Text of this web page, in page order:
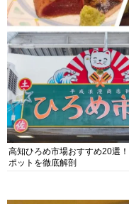
高知ひろめ市場おすすめ20選
ポットを徹底解剖